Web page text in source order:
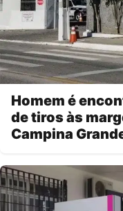
Homem é
de tiros às
Campina